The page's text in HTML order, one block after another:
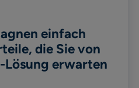
einfach
die Sie von
erwarten